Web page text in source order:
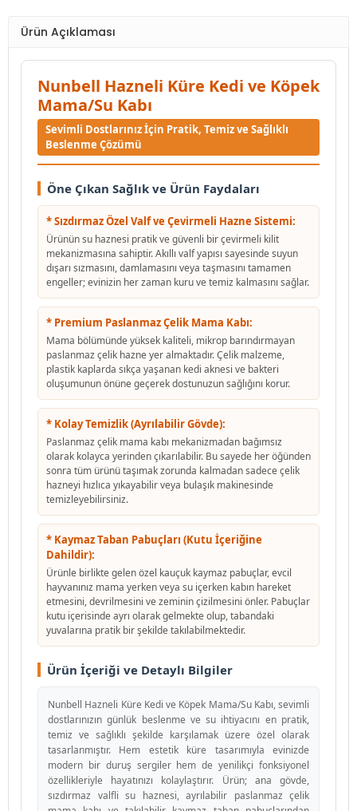
Ürün Açıklaması
Nunbell Hazneli Küre Kedi ve Köpek
Mama/Su Kabı
Sevimli Dostlarınız İçin Pratik, Temiz ve Sağlıklı
Beslenme Çözümü
Öne Çıkan Sağlık ve Ürün Faydaları
* Sızdırmaz Özel Valf ve Çevirmeli Hazne Sistemi:
Ürünün su haznesi pratik ve güvenli bir çevirmeli kilit
mekanizmasına sahiptir. Akıllı valf yapısı sayesinde suyun
dışarı sızmasını, damlamasını veya taşmasını tamamen
engeller; evinizin her zaman kuru ve temiz kalmasını sağlar.
* Premium Paslanmaz Çelik Mama Kabı:
Mama bölümünde yüksek kaliteli, mikrop barındırmayan
paslanmaz çelik hazne yer almaktadır. Çelik malzeme,
plastik kaplarda sıkça yaşanan kedi aknesi ve bakteri
oluşumunun önüne geçerek dostunuzun sağlığını korur.
* Kolay Temizlik (Ayrılabilir Gövde):
Paslanmaz çelik mama kabı mekanizmadan bağımsız
olarak kolayca yerinden çıkarılabilir. Bu sayede her öğünden
sonra tüm ürünü taşımak zorunda kalmadan sadece çelik
hazneyi hızlıca yıkayabilir veya bulaşık makinesinde
temizleyebilirsiniz.
* Kaymaz Taban Pabuçları (Kutu İçeriğine
Dahildir):
Ürünle birlikte gelen özel kauçuk kaymaz pabuçlar, evcil
hayvanınız mama yerken veya su içerken kabın hareket
etmesini, devrilmesini ve zeminin çizilmesini önler. Pabuçlar
kutu içerisinde ayrı olarak gelmekte olup, tabandaki
yuvalarına pratik bir şekilde takılabilmektedir.
Ürün İçeriği ve Detaylı Bilgiler
Nunbell Hazneli Küre Kedi ve Köpek Mama/Su Kabı, sevimli
dostlarınızın günlük beslenme ve su ihtiyacını en pratik,
temiz ve sağlıklı şekilde karşılamak üzere özel olarak
tasarlanmıştır. Hem estetik küre tasarımıyla evinizde
modern bir duruş sergiler hem de yenilikçi fonksiyonel
özellikleriyle hayatınızı kolaylaştırır. Ürün; ana gövde,
sızdırmaz valfli su haznesi, ayrılabilir paslanmaz çelik